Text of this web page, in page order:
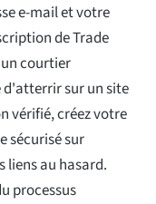
e-mail et votre
de Trade
un courtier
d'atterrir sur un site
vérifié, créez votre
sécurisé sur
liens au hasard.
processus